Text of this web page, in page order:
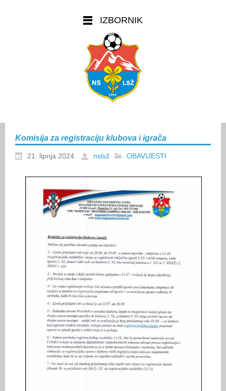
IZBORNIK
Komisija za registraciju klubova i igrača
21. lipnja 2024. nslsž OBAVIJESTI